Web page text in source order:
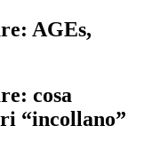
AGEs,
cosa
“incollano”